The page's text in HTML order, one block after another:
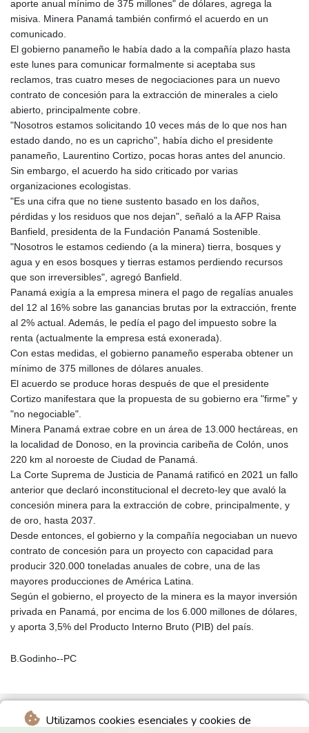
Utilizamos cookies esenciales y cookies de
aporte anual mínimo de 375 millones" de dólares, agrega la
misiva. Minera Panamá también confirmó el acuerdo en un
comunicado.
El gobierno panameño le había dado a la compañía plazo hasta
este lunes para comunicar formalmente si aceptaba sus
reclamos, tras cuatro meses de negociaciones para un nuevo
contrato de concesión para la extracción de minerales a cielo
abierto, principalmente cobre.
"Nosotros estamos solicitando 10 veces más de lo que nos han
estado dando, no es un capricho", había dicho el presidente
panameño, Laurentino Cortizo, pocas horas antes del anuncio.
Sin embargo, el acuerdo ha sido criticado por varias
organizaciones ecologistas.
"Es una cifra que no tiene sustento basado en los daños,
pérdidas y los residuos que nos dejan", señaló a la AFP Raisa
Banfield, presidenta de la Fundación Panamá Sostenible.
"Nosotros le estamos cediendo (a la minera) tierra, bosques y
agua y en esos bosques y tierras estamos perdiendo recursos
que son irreversibles", agregó Banfield.
Panamá exigía a la empresa minera el pago de regalías anuales
del 12 al 16% sobre las ganancias brutas por la extracción, frente
al 2% actual. Además, le pedía el pago del impuesto sobre la
renta (actualmente la empresa está exonerada).
Con estas medidas, el gobierno panameño esperaba obtener un
mínimo de 375 millones de dólares anuales.
El acuerdo se produce horas después de que el presidente
Cortizo manifestara que la propuesta de su gobierno era "firme" y
"no negociable".
Minera Panamá extrae cobre en un área de 13.000 hectáreas, en
la localidad de Donoso, en la provincia caribeña de Colón, unos
220 km al noroeste de Ciudad de Panamá.
La Corte Suprema de Justicia de Panamá ratificó en 2021 un fallo
anterior que declaró inconstitucional el decreto-ley que avaló la
concesión minera para la extracción de cobre, principalmente, y
de oro, hasta 2037.
Desde entonces, el gobierno y la compañía negociaban un nuevo
contrato de concesión para un proyecto con capacidad para
producir 320.000 toneladas anuales de cobre, una de las
mayores producciones de América Latina.
Según el gobierno, el proyecto de la minera es la mayor inversión
privada en Panamá, por encima de los 6.000 millones de dólares,
y aporta 3,5% del Producto Interno Bruto (PIB) del país.
B.Godinho--PC